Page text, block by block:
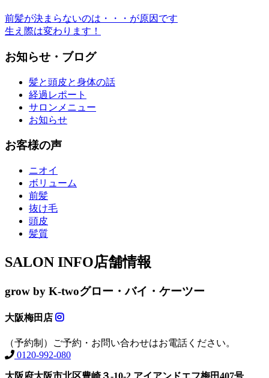
前髪が決まらないのは・・・が原因です
生え際は変わります！
お知らせ・ブログ
髪と頭皮と身体の話
経過レポート
サロンメニュー
お知らせ
お客様の声
ニオイ
ボリューム
前髪
抜け毛
頭皮
髪質
SALON INFO店舗情報
grow by K-twoグロー・バイ・ケーツー
大阪梅田店
（予約制）ご予約・お問い合わせはお電話ください。
0120-992-080